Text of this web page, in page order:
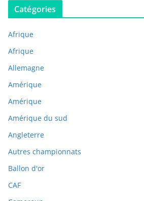
Catégories
Afrique
Afrique
Allemagne
Amérique
Amérique
Amérique du sud
Angleterre
Autres championnats
Ballon d'or
CAF